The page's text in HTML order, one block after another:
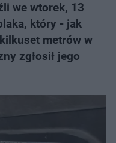
we wtorek, 13
który - jak
metrów w
zgłosił jego